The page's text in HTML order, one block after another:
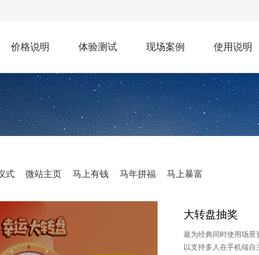
价格说明 体验测试 现场案例 使用说明
式 微站主页 马上有钱 马年拼福 马上暴富
大转盘抽奖
最为经典同时使用场景
以支持多人在手机端